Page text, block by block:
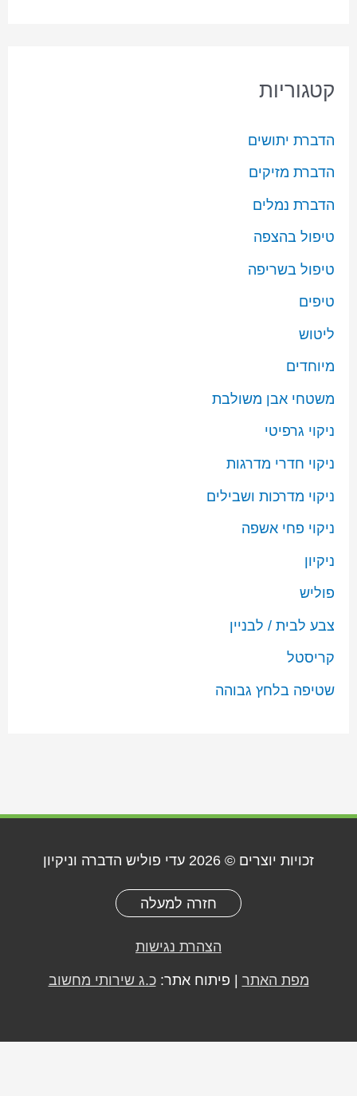
קטגוריות
הדברת יתושים
הדברת מזיקים
הדברת נמלים
טיפול בהצפה
טיפול בשריפה
טיפים
ליטוש
מיוחדים
משטחי אבן משולבת
ניקוי גרפיטי
ניקוי חדרי מדרגות
ניקוי מדרכות ושבילים
ניקוי פחי אשפה
ניקיון
פוליש
צבע לבית / לבניין
קריסטל
שטיפה בלחץ גבוהה
זכויות יוצרים © 2026 עדי פוליש הדברה וניקיון
חזרה למעלה
הצהרת נגישות
מפת האתר | פיתוח אתר:כ.ג שירותי מחשוב